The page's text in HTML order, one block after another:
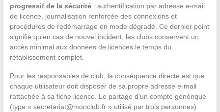
progressif de la sécurité: authentification par adresse e-mail
de licence, journalisation renforcée des connexions et
procédures de redémarrage en mode dégradé. Ce dernier point
signifie qu’en cas de nouvel incident, les clubs conservent un
accès minimal aux données de licences le temps du
rétablissement complet.
Pour les responsables de club, la conséquence directe est que
chaque utilisateur doit disposer de sa propre adresse e-mail
rattachée à sa fiche licence. Le partage d’un compte générique
(type « secretariat@monclub.fr» utilisé par trois personnes)